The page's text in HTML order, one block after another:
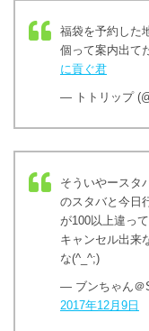
福袋を予約した
個って案内出て
に貢ぐ君
— トトリップ
そういやースタ
のスタバと今日
が100以上違っ
キャンセル出来
な(^_^;)
— ブンちゃん＠
2017年12月9日